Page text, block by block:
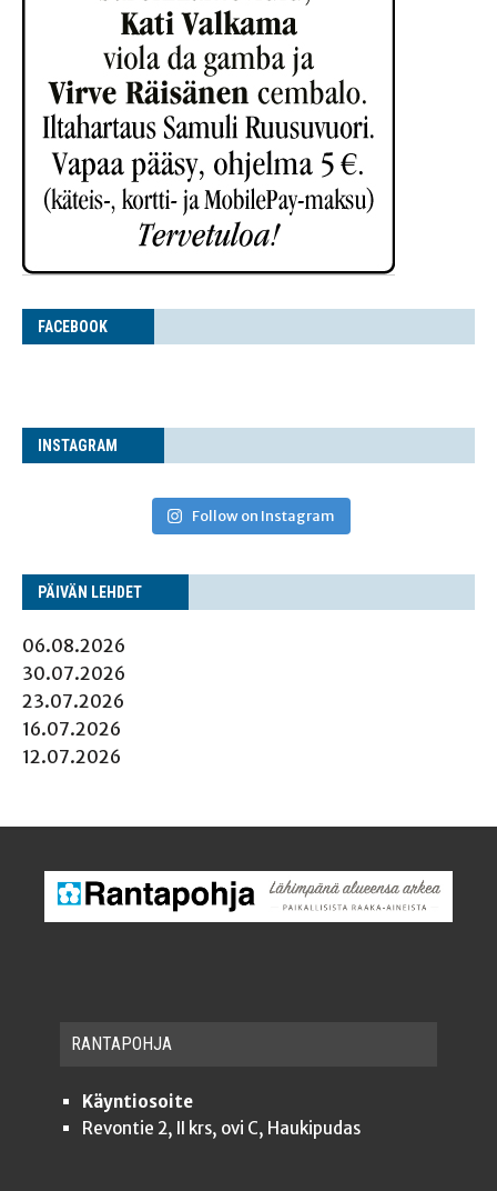
FACE­BOOK
INS­TA­GRAM
Follow on Instagram
PÄI­VÄN LEHDET
06.08.2026
30.07.2026
23.07.2026
16.07.2026
12.07.2026
RAN­TA­POH­JA
Käyntiosoite
Revontie 2, II krs, ovi C, Haukipudas